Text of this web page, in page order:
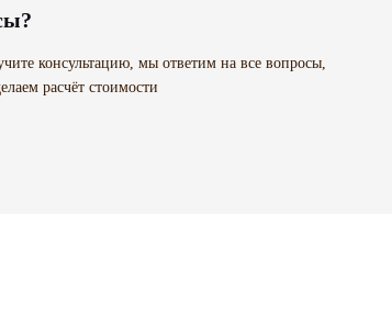
консультацию, мы ответим на все вопросы,
расчёт стоимости